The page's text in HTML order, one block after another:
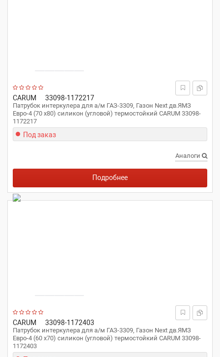
CARUM 33098-1172217
Патрубок интеркулера для а/м ГАЗ-3309, Газон Next дв.ЯМЗ
Евро-4 (70 x80) силикон (угловой) термостойкий CARUM 33098-
1172217
Под заказ
Аналоги
Подробнее
CARUM 33098-1172403
Патрубок интеркулера для а/м ГАЗ-3309, Газон Next дв.ЯМЗ
Евро-4 (60 x70) силикон (угловой) термостойкий CARUM 33098-
1172403